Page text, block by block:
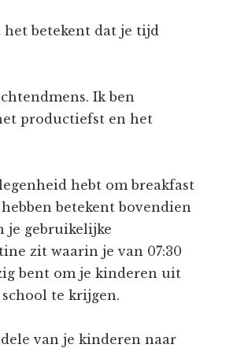
het betekent dat je tijd
Ik ben
productiefst en het
hebt om breakfast
betekent bovendien
je gebruikelijke
zit waarin je van 07:30
bent om je kinderen uit
te krijgen.
van je kinderen naar